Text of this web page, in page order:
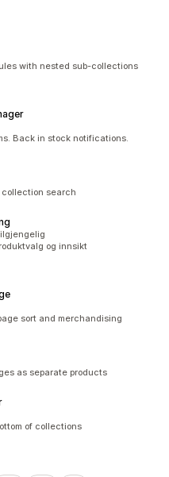
with nested sub-collections
Back in stock notifications.
search
og innsikt
sort and merchandising
as separate products
of collections